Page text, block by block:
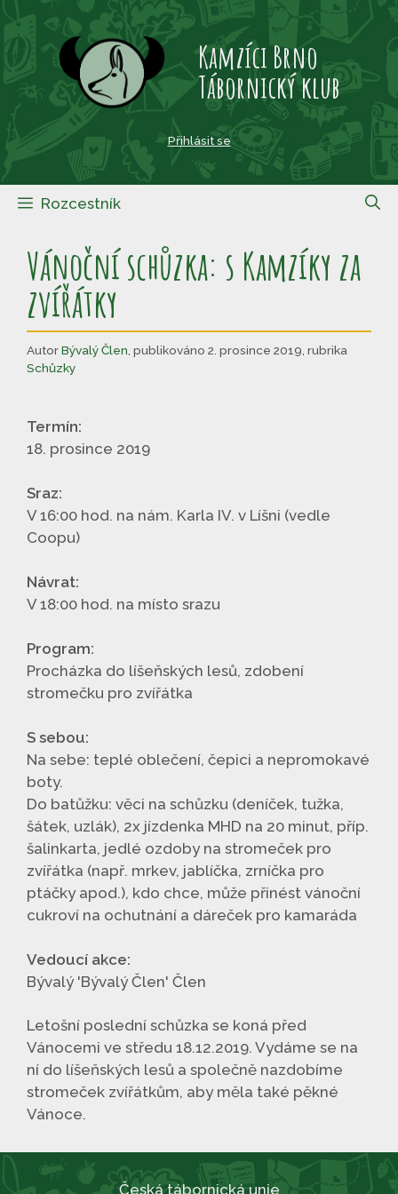
Přeskočit
obsah
Kamzíci Brno
Tábornický klub
Přihlásit se
Rozcestník
Vánoční schůzka: s Kamzíky za
zvířátky
AutorBývalý Člen publikováno 2. prosince 2019 rubrika
Schůzky
Termín:
18. prosince 2019
Sraz:
V 16:00 hod. na nám. Karla IV. v Líšni (vedle
Coopu)
Návrat:
V 18:00 hod. na místo srazu
Program:
Procházka do líšeňských lesů, zdobení
stromečku pro zvířátka
S sebou:
Na sebe: teplé oblečení, čepici a nepromokavé
boty.
Do batůžku: věci na schůzku (deníček, tužka,
šátek, uzlák), 2x jízdenka MHD na 20 minut, příp.
šalinkarta, jedlé ozdoby na stromeček pro
zvířátka (např. mrkev, jablíčka, zrníčka pro
ptáčky apod.), kdo chce, může přinést vánoční
cukroví na ochutnání a dáreček pro kamaráda
Vedoucí akce:
Bývalý 'Bývalý Člen' Člen
Letošní poslední schůzka se koná před
Vánocemi ve středu 18.12.2019. Vydáme se na
ní do líšeňských lesů a společně nazdobíme
stromeček zvířátkům, aby měla také pěkné
Vánoce.
Česká tábornická unie